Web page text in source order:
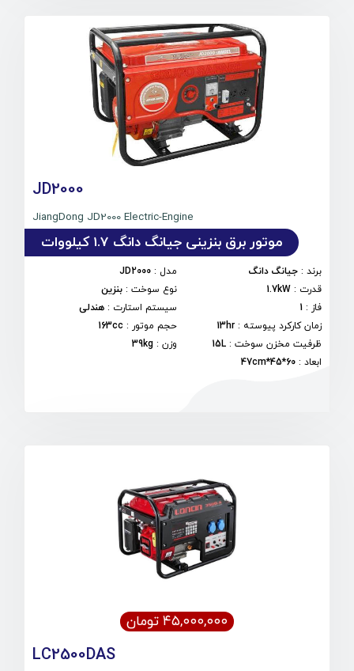
JD2000
JiangDong JD2000 Electric-Engine
موتور برق بنزینی جیانگ دانگ 1.7 کیلووات
برند : جیانگ دانگ مدل :
JD2000
قدرت :
1.7kW نوع سوخت: بنزین
فاز :
1 سیستم استارت : هندلی
زمان کارکرد پیوسته :
13hr حجم موتور :
163cc
ظرفیت مخزن سوخت :
15L وزن:
39kg
ابعاد :
60*45*47cm
۴۵,۰۰۰,۰۰۰ تومان
LC2500DAS